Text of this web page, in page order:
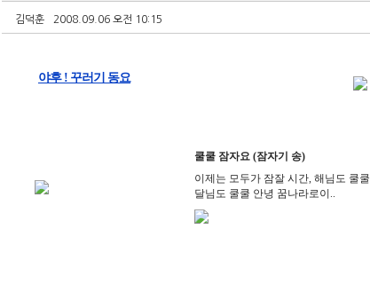
김덕훈 2008.09.06 오전 10:15
야후 ! 꾸러기 동요
쿨쿨 잠자요 (잠자기 송)
이제는 모두가 잠잘 시간, 해님도 쿨쿨
달님도 쿨쿨 안녕 꿈나라로이..